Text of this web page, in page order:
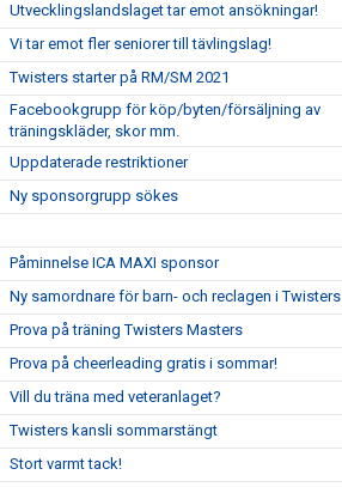
Utvecklingslandslaget tar emot ansökningar!
Vi tar emot fler seniorer till tävlingslag!
Twisters starter på RM/SM 2021
Facebookgrupp för köp/byten/försäljning av
träningskläder, skor mm.
Uppdaterade restriktioner
Ny sponsorgrupp sökes
Påminnelse ICA MAXI sponsor
Ny samordnare för barn- och reclagen i Twisters
Prova på träning Twisters Masters
Prova på cheerleading gratis i sommar!
Vill du träna med veteranlaget?
Twisters kansli sommarstängt
Stort varmt tack!